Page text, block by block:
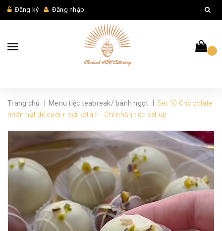
Đăng ký Đăng nhập
Trang chủ Menu tiệc teabreak/ bánh ngọt
Set 10 Chocolate
nhân hạt dẻ cười + sợi kataifi - Chỉ nhận tiệc set up